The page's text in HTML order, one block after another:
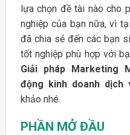
lựa chọn đề tài nào cho
nghiệp của bạn nữa, vì
đã chia sẻ đến các bạn
tốt nghiệp phù hợp với
Giải pháp Marketing
động kinh doanh dịch
khảo nhé.
PHẦN MỞ ĐẦU